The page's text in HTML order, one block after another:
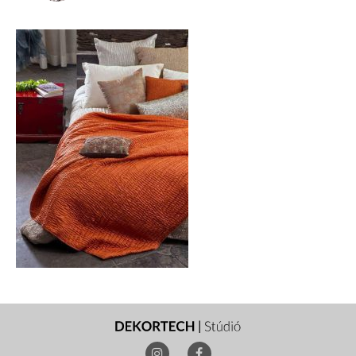
Portfólió
Műterem
Blog/Hírek
Kapcsolat